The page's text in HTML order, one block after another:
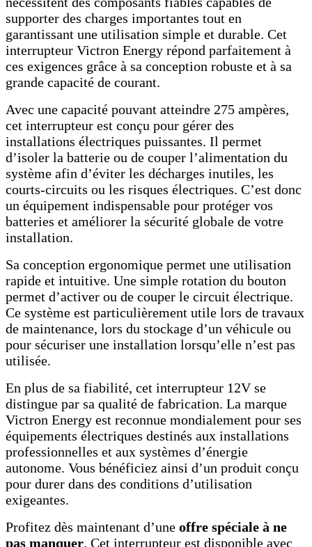
supporter des charges importantes tout en
garantissant une utilisation simple et durable. Cet
interrupteur Victron Energy répond parfaitement à
ces exigences grâce à sa conception robuste et à sa
grande capacité de courant.
Avec une capacité pouvant atteindre 275 ampères,
cet interrupteur est conçu pour gérer des
installations électriques puissantes. Il permet
d’isoler la batterie ou de couper l’alimentation du
système afin d’éviter les décharges inutiles, les
courts-circuits ou les risques électriques. C’est donc
un équipement indispensable pour protéger vos
batteries et améliorer la sécurité globale de votre
installation.
Sa conception ergonomique permet une utilisation
rapide et intuitive. Une simple rotation du bouton
permet d’activer ou de couper le circuit électrique.
Ce système est particulièrement utile lors de travaux
de maintenance, lors du stockage d’un véhicule ou
pour sécuriser une installation lorsqu’elle n’est pas
utilisée.
En plus de sa fiabilité, cet interrupteur 12V se
distingue par sa qualité de fabrication. La marque
Victron Energy est reconnue mondialement pour ses
équipements électriques destinés aux installations
professionnelles et aux systèmes d’énergie
autonome. Vous bénéficiez ainsi d’un produit conçu
pour durer dans des conditions d’utilisation
exigeantes.
Profitez dès maintenant d’une offre spéciale à ne
pas manquer. Cet interrupteur est disponible avec